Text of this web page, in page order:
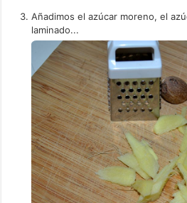
Añadimos el azúcar moreno, el
laminado...